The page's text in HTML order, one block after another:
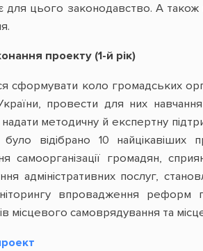
для цього законодавство. А також
проекту (1-й рік)
коло громадських
провести для них
надати методичну й експертну
відібрано 10 найцікавіших
самоорганізації громадян,
адміністративних послуг,
впровадження реформ
місцевого самоврядування та